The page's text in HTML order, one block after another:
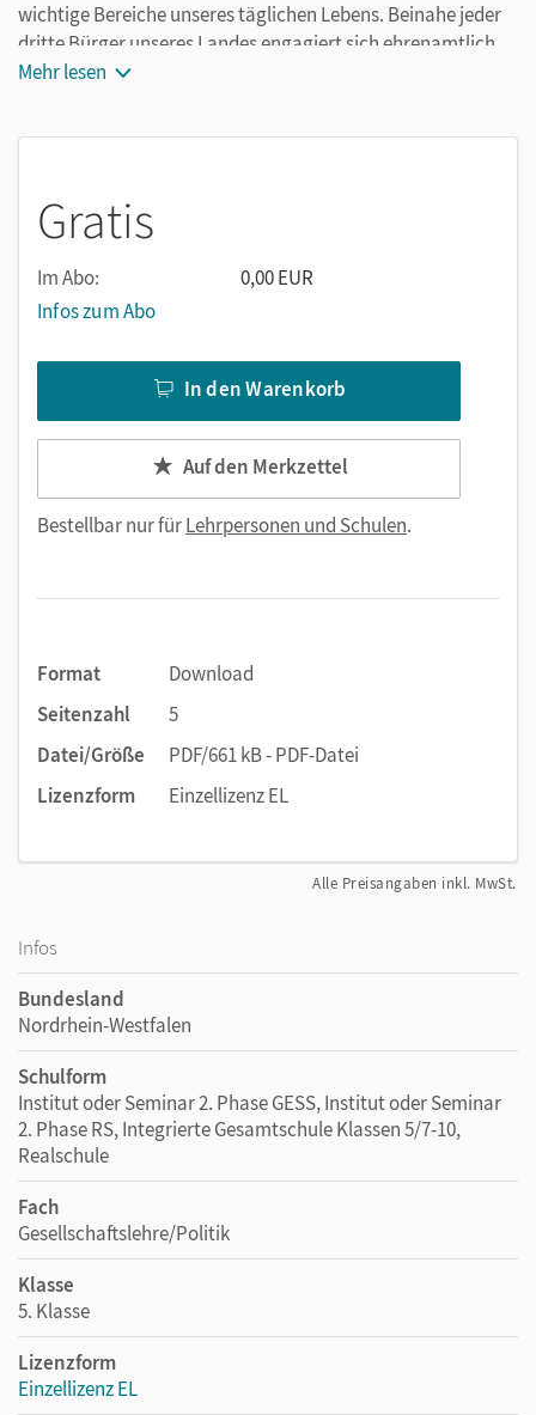
wichtige Bereiche unseres täglichen Lebens. Beinahe jeder
dritte Bürger unseres Landes engagiert sich ehrenamtlich.
Das freie Ausüben solcher Tätigkeiten ist sogar im
Mehr lesen
Gratis
Im Abo:
0,00 EUR
Infos zum Abo
In den Warenkorb
Auf den Merkzettel
Bestellbar nur fürLehrpersonen und Schulen.
Format
Download
Seitenzahl
5
Datei/Größe
PDF/661 kB - PDF-Datei
Lizenzform
Einzellizenz EL
Alle Preisangaben inkl. MwSt.
Infos
Bundesland
Nordrhein-Westfalen
Schulform
Institut oder Seminar 2. Phase GESS, Institut oder Seminar
2. Phase RS, Integrierte Gesamtschule Klassen 5/7-10,
Realschule
Fach
Gesellschaftslehre/Politik
Klasse
5. Klasse
Lizenzform
Einzellizenz EL